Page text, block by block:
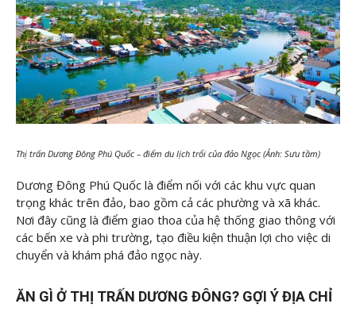
Thị trấn Dương Đông Phú Quốc – điểm du lịch trổi của đảo Ngọc (Ảnh: Sưu tầm)
Dương Đông Phú Quốc là điểm nối với các khu vực quan
trọng khác trên đảo, bao gồm cả các phường và xã khác.
Nơi đây cũng là điểm giao thoa của hệ thống giao thông với
các bến xe và phi trường, tạo điều kiện thuận lợi cho việc di
chuyển và khám phá đảo ngọc này.
ĂN GÌ Ở THỊ TRẤN DƯƠNG ĐÔNG? GỢI Ý ĐỊA CHỈ